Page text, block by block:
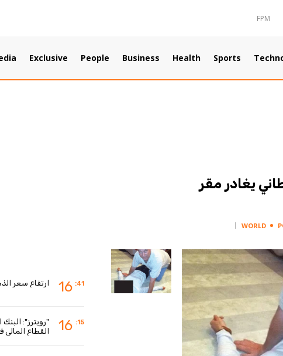
FPM
Exclusive People Business Health Sports
يغادر مقر
WORLD
16 :41 ارتفاع سعر الذهب إلى ما فوق 4400
16 :15
القطاع المالي